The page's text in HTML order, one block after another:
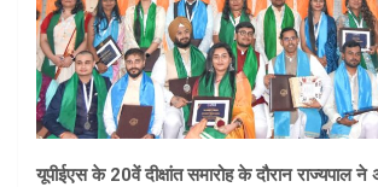
यूपीईएस के 20वें दीक्षांत समारोह के दौरान राज्यपाल